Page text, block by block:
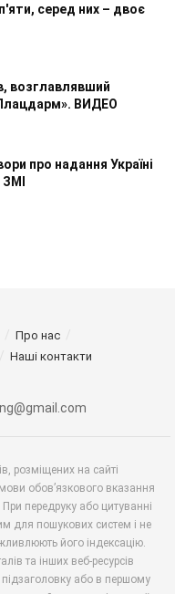
серед них – двоє
возглавлявший
ВИДЕО
про надання Україні
Про нас
Наші контакти
розміщених на сайті
обов’язкового вказання
передруку або цитуванні
для пошукових систем і не
його індексацію.
та інших веб-ресурсів
або в першому